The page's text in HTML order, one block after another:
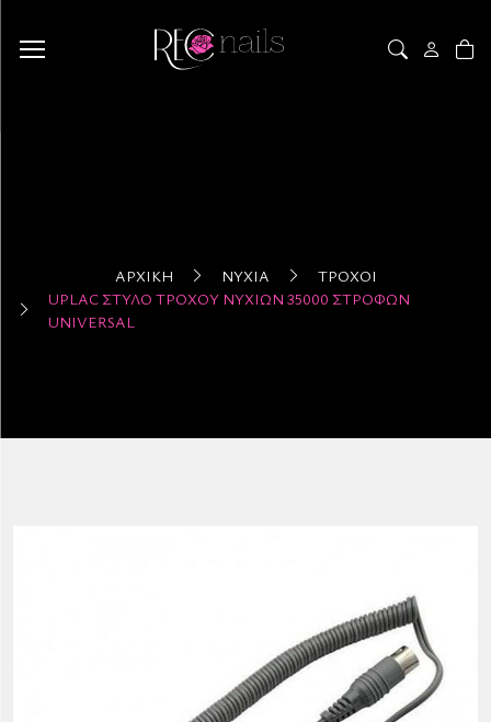
ΑΡΧΙΚΉ ΝΎΧΙΑ
ΤΡΟΧΟΊ
UPLAC ΣΤΥΛΌ ΤΡΟΧΟΎ ΝΥΧΙΏΝ 35000 ΣΤΡΟΦΏΝ
UNIVERSAL